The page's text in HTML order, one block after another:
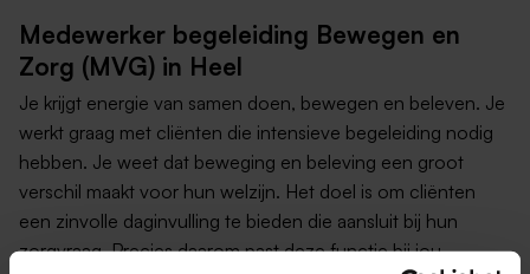
Medewerker begeleiding Bewegen en
Zorg (MVG) in Heel
Je krijgt energie van samen doen, bewegen en beleven. Je
werkt graag met cliënten die intensieve begeleiding nodig
hebben. Je weet dat beweging en beleving een groot
verschil maakt voor hun welzijn. Het doel is om cliënten
een zinvolle daginvulling te bieden die aansluit bij hun
zorgvraag. Precies daarom past deze functie bij jou.